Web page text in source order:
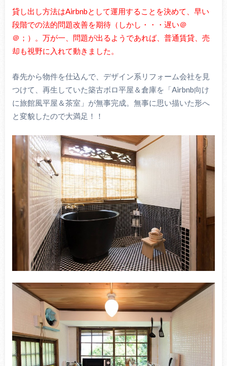
貸し出し方法はAirbnbとして運用することを決めて、早い
段階での法的問題改善を期待（しかし・・・遅い＠
＠；）。万が一、問題が出るようであれば、普通賃貸、売
却も視野に入れて動きました。
春先から物件を仕込んで、デザイン系リフォーム会社を見
つけて、再生していた築古ボロ平屋＆倉庫を「Airbnb向け
に旅館風平屋＆茶室」が無事完成。無事に思い描いた形へ
と変貌したので大満足！！